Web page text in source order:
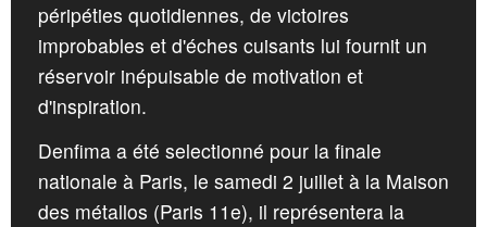
péripéties quotidiennes, de victoires
improbables et d'éches cuisants lui fournit un
réservoir inépuisable de motivation et
d'inspiration.
Denfima a été selectionné pour la finale
nationale à Paris, le samedi 2 juillet à la Maison
des métallos (Paris 11e), il représentera la